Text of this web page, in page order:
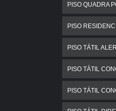
PISO QUADRA
PISO
PISO TÁTIL
PISO TÁTIL
PISO TÁTIL